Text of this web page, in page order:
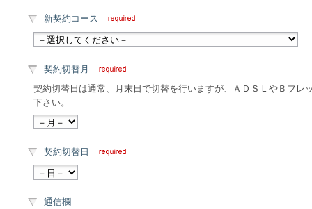
新契約コース
契約切替月
契約切替日は通常、月末日で切替を行いますが、ＡＤＳＬやＢフレ
下さい。
契約切替日
通信欄